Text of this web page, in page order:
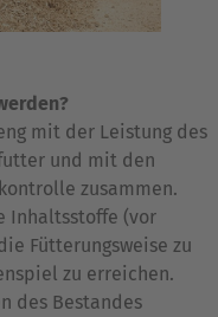
mit der Leistung des
und mit den
zusammen.
Inhaltsstoffe (vor
Fütterungsweise zu
zu erreichen.
des Bestandes